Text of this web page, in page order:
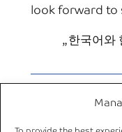
look forward to
„한국어와
Applications:
Research